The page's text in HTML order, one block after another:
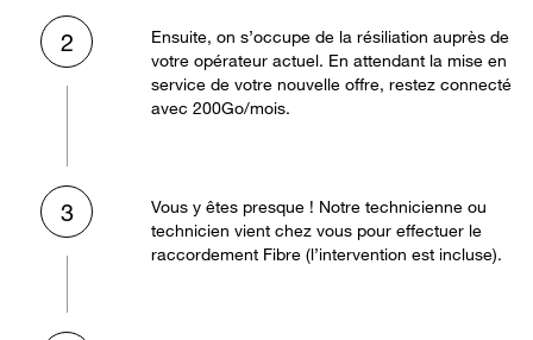
2
Ensuite, on s’occupe de la résiliation auprès de
votre opérateur actuel. En attendant la mise en
service de votre nouvelle offre, restez connecté
avec 200Go/mois.
3
Vous y êtes presque ! Notre technicienne ou
technicien vient chez vous pour effectuer le
raccordement Fibre (l’intervention est incluse).